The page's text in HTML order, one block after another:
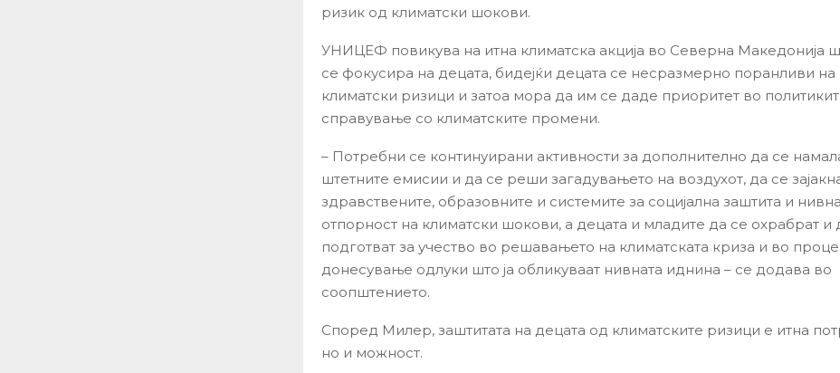
ризик од климатски шокови.
УНИЦЕФ повикува на итна климатска акција во Северна Македонија
се фокусира на децата, бидејќи децата се несразмерно поранливи на
климатски ризици и затоа мора да им се даде приоритет во
справување со климатските промени.
– Потребни се континуирани активности за дополнително да се
штетните емисии и да се реши загадувањето на воздухот, да се
здравствените, образовните и системите за социјална заштита и
отпорност на климатски шокови, а децата и младите да се охрабрат и
подготват за учество во решавањето на климатската криза и во
донесување одлуки што ја обликуваат нивната иднина – се додава во
соопштението.
Според Милер, заштитата на децата од климатските ризици е итна
но и можност.